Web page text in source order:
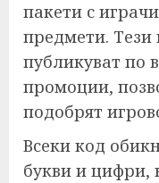
пакети с
предмети. Тези
публикуват по
промоции,
подобрят
Всеки код
букви и цифри,